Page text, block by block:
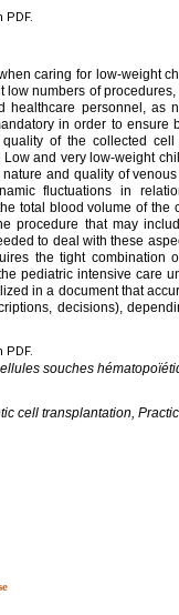
caring for low-weight
numbers of
healthcare personnel, as
in order to ensure
of the collected
and very low-weight
and quality of
fluctuations in
total blood volume of the
procedure that may
to deal with these
the tight combination
pediatric intensive care
in a document that
decisions),
souches
cell transplantation,